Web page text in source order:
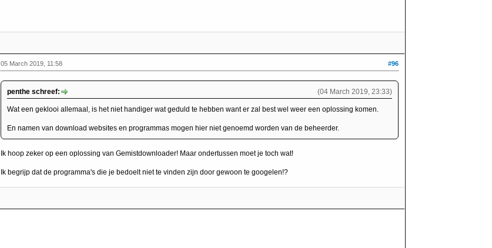
#96
05 March 2019, 11:58
(04 March 2019, 23:33)
penthe schreef:
Wat een geklooi allemaal, is het niet handiger wat geduld te hebben want er zal best wel weer een oplossing komen.
En namen van download websites en programmas mogen hier niet genoemd worden van de beheerder.
Ik hoop zeker op een oplossing van Gemistdownloader! Maar ondertussen moet je toch wat!
Ik begrijp dat de programma's die je bedoelt niet te vinden zijn door gewoon te googelen!?